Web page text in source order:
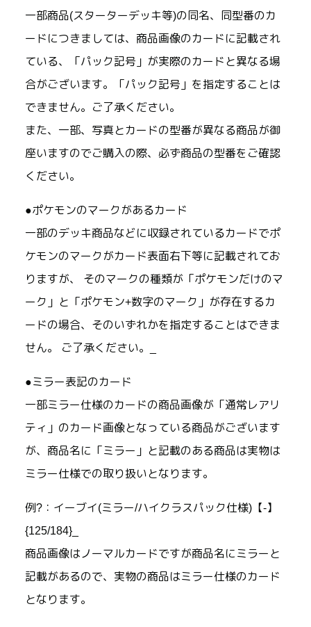
一部商品(スターターデッキ等)の同名、同型番のカ
ードにつきましては、商品画像のカードに記載され
ている、「パック記号」が実際のカードと異なる場
合がございます。「パック記号」を指定することは
できません。ご了承ください。
また、一部、写真とカードの型番が異なる商品が御
座いますのでご購入の際、必ず商品の型番をご確認
ください。
●ポケモンのマークがあるカード
一部のデッキ商品などに収録されているカードでポ
ケモンのマークがカード表面右下等に記載されてお
りますが、 そのマークの種類が「ポケモンだけのマ
ーク」と「ポケモン+数字のマーク」が存在するカ
ードの場合、そのいずれかを指定することはできま
せん。 ご了承ください。_
●ミラー表記のカード
一部ミラー仕様のカードの商品画像が「通常レアリ
ティ」のカード画像となっている商品がございます
が、商品名に「ミラー」と記載のある商品は実物は
ミラー仕様での取り扱いとなります。
例?：イーブイ(ミラー/ハイクラスパック仕様)【-】
{125/184}_
商品画像はノーマルカードですが商品名にミラーと
記載があるので、実物の商品はミラー仕様のカード
となります。